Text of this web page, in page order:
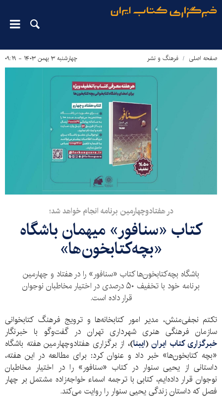
صفحه اصلی فرهنگ و نشر چهارشنبه ۳ بهمن ۱۴۰۳ - ۰۹:۱۹
در هفتادوچهارمین برنامه انجام خواهد شد؛
کتاب «سنافور» میهمان باشگاه
«بچه‌کتابخون‌ها»
باشگاه بچه‌کتابخون‌ها کتاب «سنافور» را در هفتاد و چهارمین
برنامه خود با تخفیف ۵۰ درصدی در اختیار مخاطبان نوجوان
قرار داده است.
تکتم نجفی‌منش، مدیر امور کتابخانه‌ها و ترویج فرهنگ کتابخوانی
سازمان فرهنگی هنری شهرداری تهران در گفت‌وگو با خبرنگار
خبرگزاری کتاب ایران(ایبنا)، از برگزاری هفتادوچهارمین هفته باشگاه
«بچه کتابخون‌ها» خبر داد و عنوان کرد: برای مطالعه در این هفته،
داستانی از یحیی سنوار در کتاب «سنافور» را در اختیار مخاطبان
نوجوان قرار داده‌ایم، کتابی با ترجمه اسماء خواجه‌زاده مشتمل بر چهار
فصل که داستان زندگی یحیی سنوار را روایت می‌کند.